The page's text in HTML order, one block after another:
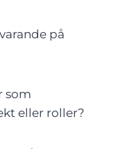
på
som
eller roller?